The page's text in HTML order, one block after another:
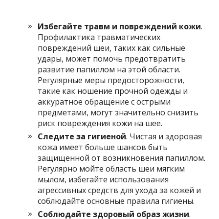
Избегайте травм и повреждений кожи.
Профилактика травматических
повреждений шеи, таких как сильные
удары, может помочь предотвратить
развитие папиллом на этой области.
Регулярные меры предосторожности,
такие как ношение прочной одежды и
аккуратное обращение с острыми
предметами, могут значительно снизить
риск повреждения кожи на шее.
Следите за гигиеной. Чистая и здоровая
кожа имеет больше шансов быть
защищенной от возникновения папиллом.
Регулярно мойте область шеи мягким
мылом, избегайте использования
агрессивных средств для ухода за кожей и
соблюдайте основные правила гигиены.
Соблюдайте здоровый образ жизни.